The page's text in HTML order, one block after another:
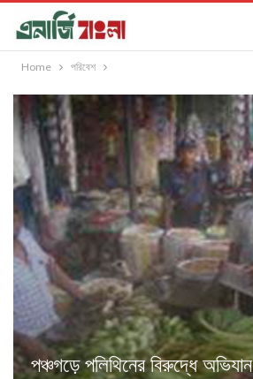
Home পরিবেশ
পঞ্চগড়ে পলিথিনের বিরুদ্ধে অভিযান